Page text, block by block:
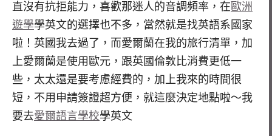
直沒有抗拒能力，喜歡那迷人的音調頻率，在歐洲
遊學學英文的選擇也不多，當然就是找英語系國家
啦！英國我去過了，而愛爾蘭在我的旅行清單，加
上愛爾蘭是使用歐元，跟英國倫敦比消費更低一
些，太太還是要考慮經費的，加上我來的時間很
短，不用申請簽證超方便，就這麼決定地點啦～我
要去愛爾語言學校學英文